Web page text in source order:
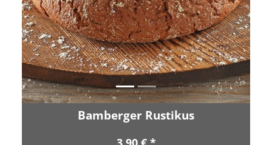
Bamberger Rustikus